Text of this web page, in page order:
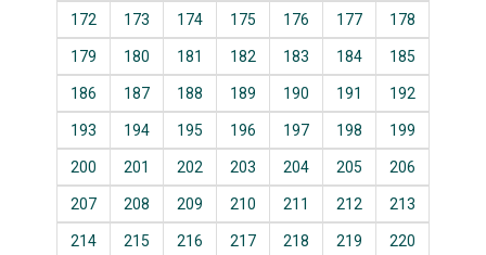
172 173 174 175 176 177 178
179 180 181 182 183 184 185
186 187 188 189 190 191 192
193 194 195 196 197 198 199
200 201 202 203 204 205 206
207 208 209 210 211 212 213
214 215 216 217 218 219 220